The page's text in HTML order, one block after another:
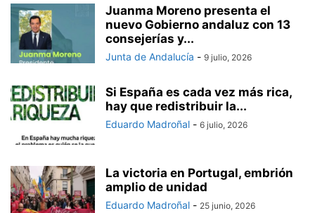
Juanma Moreno presenta el
nuevo Gobierno andaluz con 13
consejerías y...
Junta de Andalucía - 9 julio, 2026
Si España es cada vez más rica,
hay que redistribuir la...
Eduardo Madroñal - 6 julio, 2026
La victoria en Portugal, embrión
amplio de unidad
Eduardo Madroñal - 25 junio, 2026